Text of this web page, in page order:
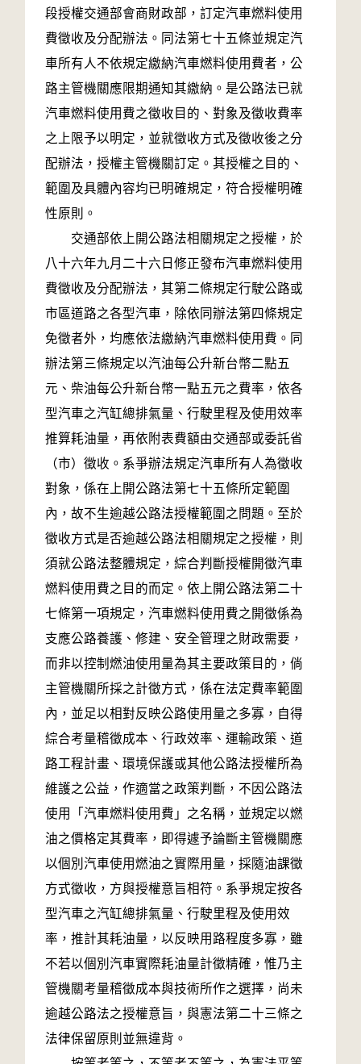
段授權交通部會商財政部，訂定汽車燃料使用
費徵收及分配辦法。同法第七十五條並規定汽
車所有人不依規定繳納汽車燃料使用費者，公
路主管機關應限期通知其繳納。是公路法已就
汽車燃料使用費之徵收目的、對象及徵收費率
之上限予以明定，並就徵收方式及徵收後之分
配辦法，授權主管機關訂定。其授權之目的、
範圍及具體內容均已明確規定，符合授權明確
性原則。
交通部依上開公路法相關規定之授權，於
八十六年九月二十六日修正發布汽車燃料使用
費徵收及分配辦法，其第二條規定行駛公路或
市區道路之各型汽車，除依同辦法第四條規定
免徵者外，均應依法繳納汽車燃料使用費。同
辦法第三條規定以汽油每公升新台幣二點五
元、柴油每公升新台幣一點五元之費率，依各
型汽車之汽缸總排氣量、行駛里程及使用效率
推算耗油量，再依附表費額由交通部或委託省
（市）徵收。系爭辦法規定汽車所有人為徵收
對象，係在上開公路法第七十五條所定範圍
內，故不生逾越公路法授權範圍之問題。至於
徵收方式是否逾越公路法相關規定之授權，則
須就公路法整體規定，綜合判斷授權開徵汽車
燃料使用費之目的而定。依上開公路法第二十
七條第一項規定，汽車燃料使用費之開徵係為
支應公路養護、修建、安全管理之財政需要，
而非以控制燃油使用量為其主要政策目的，倘
主管機關所採之計徵方式，係在法定費率範圍
內，並足以相對反映公路使用量之多寡，自得
綜合考量稽徵成本、行政效率、運輸政策、道
路工程計畫、環境保護或其他公路法授權所為
維護之公益，作適當之政策判斷，不因公路法
使用「汽車燃料使用費」之名稱，並規定以燃
油之價格定其費率，即得遽予論斷主管機關應
以個別汽車使用燃油之實際用量，採隨油課徵
方式徵收，方與授權意旨相符。系爭規定按各
型汽車之汽缸總排氣量、行駛里程及使用效
率，推計其耗油量，以反映用路程度多寡，雖
不若以個別汽車實際耗油量計徵精確，惟乃主
管機關考量稽徵成本與技術所作之選擇，尚未
逾越公路法之授權意旨，與憲法第二十三條之
法律保留原則並無違背。